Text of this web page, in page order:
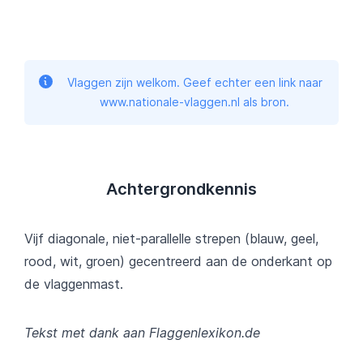
Vlaggen zijn welkom. Geef echter een link naar
www.nationale-vlaggen.nl als bron.
Achtergrondkennis
Vijf diagonale, niet-parallelle strepen (blauw, geel,
rood, wit, groen) gecentreerd aan de onderkant op
de vlaggenmast.
Tekst met dank aan Flaggenlexikon.de